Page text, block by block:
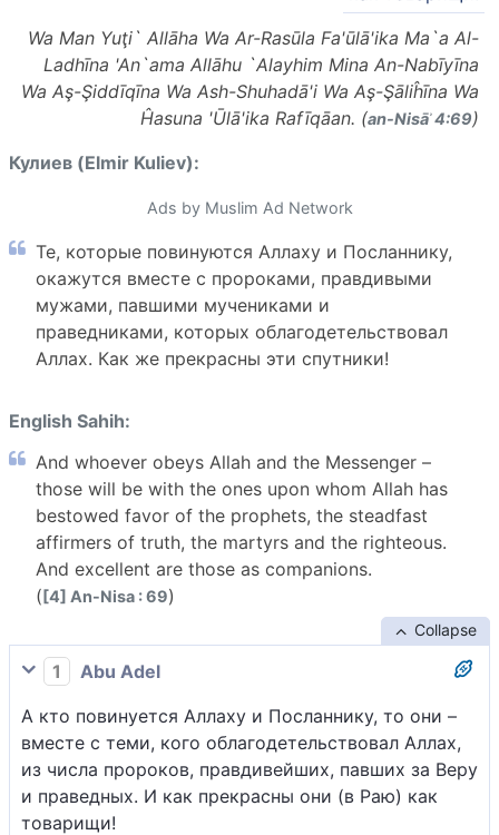
Wa Man Yuţi` Allāha Wa Ar-Rasūla Fa'ūlā'ika Ma`a Al-
Ladhīna 'An`ama Allāhu `Alayhim Mina An-Nabīyīna
Wa Aş-Şiddīqīna Wa Ash-Shuhadā'i Wa Aş-Şāliĥīna Wa
Ĥasuna 'Ūlā'ika Rafīqāan. (an-Nisāʾ 4:69)
Кулиев (Elmir Kuliev):
Ads by Muslim Ad Network
Те, которые повинуются Аллаху и Посланнику,
окажутся вместе с пророками, правдивыми
мужами, павшими мучениками и
праведниками, которых облагодетельствовал
Аллах. Как же прекрасны эти спутники!
English Sahih:
And whoever obeys Allah and the Messenger –
those will be with the ones upon whom Allah has
bestowed favor of the prophets, the steadfast
affirmers of truth, the martyrs and the righteous.
And excellent are those as companions.
([4] An-Nisa : 69)
Collapse
1
Abu Adel
А кто повинуется Аллаху и Посланнику, то они –
вместе с теми, кого облагодетельствовал Аллах,
из числа пророков, правдивейших, павших за Веру
и праведных. И как прекрасны они (в Раю) как
товарищи!